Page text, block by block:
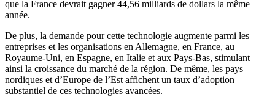
que la France devrait gagner 44,56 milliards de dollars la même
année.
De plus, la demande pour cette technologie augmente parmi les
entreprises et les organisations en Allemagne, en France, au
Royaume-Uni, en Espagne, en Italie et aux Pays-Bas, stimulant
ainsi la croissance du marché de la région. De même, les pays
nordiques et d’Europe de l’Est affichent un taux d’adoption
substantiel de ces technologies avancées.